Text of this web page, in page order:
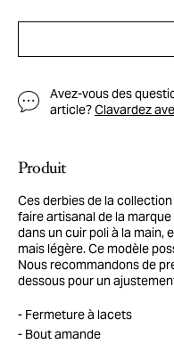
Avez-vous des
article?Clavardez
Produit
Ces derbies de la
faire artisanal de la
dans un cuir poli à la
mais légère. Ce modèle
Nous recommandons de
dessous pour un
Fermeture à lacets
Bout amande